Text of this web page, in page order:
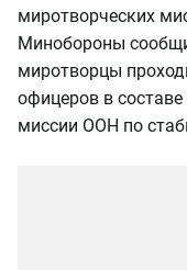
миротворческих
Минобороны
миротворцы
офицеров в
миссии ООН по